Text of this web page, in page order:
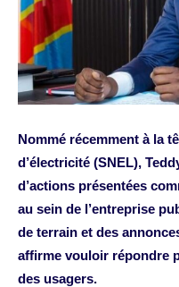
Nommé récemment à la
d’électricité (SNEL),
d’actions présentées
au sein de l’entreprise
de terrain et des
affirme vouloir répondre
des usagers.